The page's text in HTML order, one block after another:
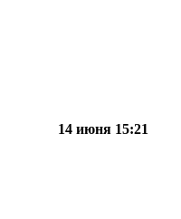
14 июня 15:21